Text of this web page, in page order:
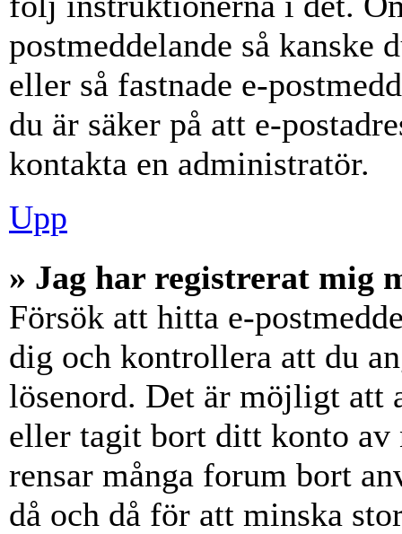
postmeddelande så kanske
eller så fastnade e-
du är säker på att e-
kontakta en administratör.
Upp
» Jag har registrerat mig
Försök att hitta e-
dig och kontrollera att du
lösenord. Det är möjligt att
eller tagit bort ditt konto av
rensar många forum bort
då och då för att minska